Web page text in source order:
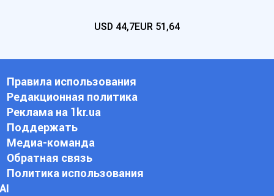
USD 44,7EUR 51,64
Правила использования
Редакционная политика
Реклама на 1kr.ua
Поддержать
Медиа-команда
Обратная связь
Политика использования
АI